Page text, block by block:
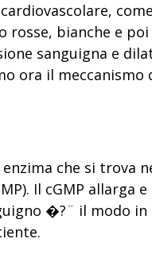
rosse, bianche e
sanguigna e
ora il meccanismo
che si trova
Il cGMP allarga
�?¨ il modo in